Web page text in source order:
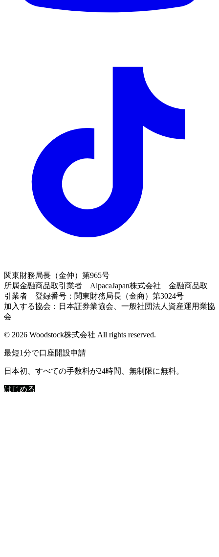
関東財務局長（金仲）第965号
所属金融商品取引業者 AlpacaJapan株式会社 金融商品取
引業者 登録番号：関東財務局長（金商）第3024号
加入する協会：日本証券業協会、一般社団法人資産運用業協
会
© 2026 Woodstock株式会社 All rights reserved.
最短1分で口座開設申請
日本初、すべての手数料が24時間、無制限に無料。
はじめる